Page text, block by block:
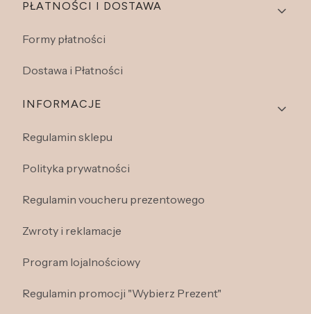
PŁATNOŚCI I DOSTAWA
Formy płatności
Dostawa i Płatności
INFORMACJE
Regulamin sklepu
Polityka prywatności
Regulamin voucheru prezentowego
Zwroty i reklamacje
Program lojalnościowy
Regulamin promocji "Wybierz Prezent"